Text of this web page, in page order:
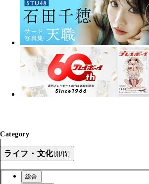
Category
ライフ・文化開/閉
総合